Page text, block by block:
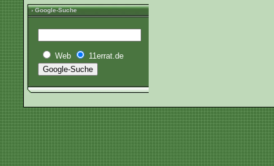
› Google-Suche
Web 11errat.de